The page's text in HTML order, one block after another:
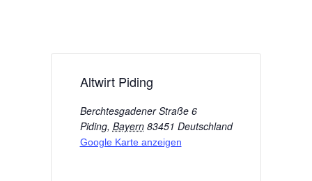
Altwirt Piding
Berchtesgadener Straße 6
Piding, Bayern 83451 Deutschland
Google Karte anzeigen